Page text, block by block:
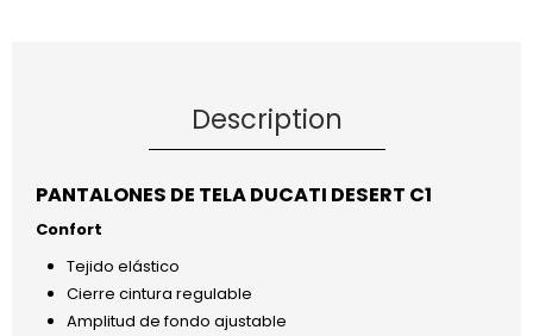
Description
PANTALONES DE TELA DUCATI DESERT C1
Confort
Tejido elástico
Cierre cintura regulable
Amplitud de fondo ajustable